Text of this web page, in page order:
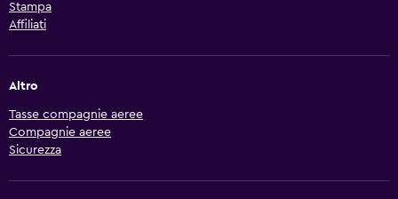
Stampa
Affiliati
Altro
Tasse compagnie aeree
Compagnie aeree
Sicurezza